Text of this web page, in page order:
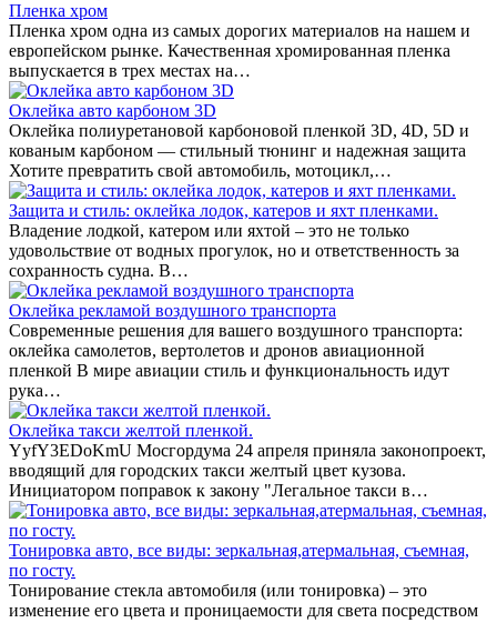
Пленка хром
Пленка хром одна из самых дорогих материалов на нашем и
европейском рынке. Качественная хромированная пленка
выпускается в трех местах на…
Оклейка авто карбоном 3D
Оклейка полиуретановой карбоновой пленкой 3D, 4D, 5D и
кованым карбоном — стильный тюнинг и надежная защита
Хотите превратить свой автомобиль, мотоцикл,…
Защита и стиль: оклейка лодок, катеров и яхт пленками.
Владение лодкой, катером или яхтой – это не только
удовольствие от водных прогулок, но и ответственность за
сохранность судна. В…
Оклейка рекламой воздушного транспорта
Современные решения для вашего воздушного транспорта:
оклейка самолетов, вертолетов и дронов авиационной
пленкой В мире авиации стиль и функциональность идут
рука…
Оклейка такси желтой пленкой.
YyfY3EDoKmU Мосгордума 24 апреля приняла законопроект,
вводящий для городских такси желтый цвет кузова.
Инициатором поправок к закону "Легальное такси в…
Тонировка авто, все виды: зеркальная,атермальная, съемная,
по госту.
Тонирование стекла автомобиля (или тонировка) – это
изменение его цвета и проницаемости для света посредством